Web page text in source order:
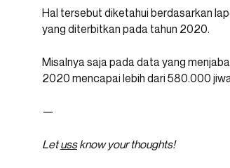
Hal tersebut diketahui berdasarkan
yang diterbitkan pada tahun 2020.
Misalnya saja pada data yang
2020 mencapai lebih dari 580.000
—
Letussknow your thoughts!